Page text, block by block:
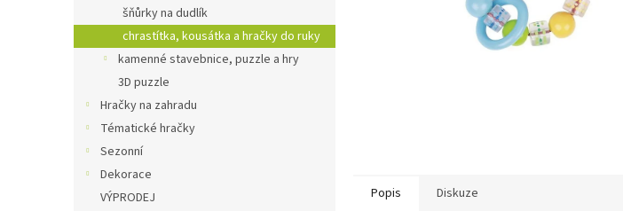
l
šňůrky na dudlík
chrastítka, kousátka a hračky do ruky
kamenné stavebnice, puzzle a hry
3D puzzle
Hračky na zahradu
Tématické hračky
Sezonní
Dekorace
VÝPRODEJ
Popis Diskuze